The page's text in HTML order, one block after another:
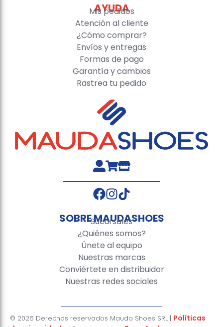
AYUDA
Mis pedidos
Atención al cliente
¿Cómo comprar?
Envíos y entregas
Formas de pago
Garantía y cambios
Rastrea tu pedido
SOBRE MAUDASHOES
Sucursales
¿Quiénes somos?
Únete al equipo
Nuestras marcas
Conviértete en distribuidor
Nuestras redes sociales
© 2026 Derechos reservados Mauda Shoes SRL | Políticas
¿Necesitas ayuda?